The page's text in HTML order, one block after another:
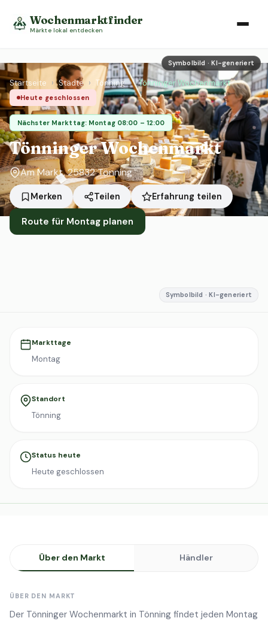
Wochenmarktfinder
Märkte lokal entdecken
Symbolbild · KI-generiert
Startseite › Städte › Tönning › Tönninger Wochenmarkt
Heute geschlossen
Nächster Markttag: Montag 08:00 – 12:00
Tönninger Wochenmarkt
Am Markt, 25832 Tönning
Merken Teilen Erfahrung teilen
Route für Montag planen
Symbolbild · KI-generiert
Markttage
Montag
Standort
Tönning
Status heute
Heute geschlossen
Über den Markt Händler
ÜBER DEN MARKT
Der Tönninger Wochenmarkt in Tönning findet jeden Montag